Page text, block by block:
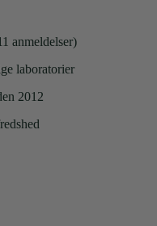
anmeldelser)
laboratorier
2012